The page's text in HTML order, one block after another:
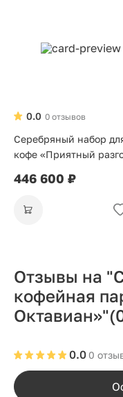
0 отзывов
0.0
Серебряный набор
кофе «Приятный
446 600 ₽
Отзывы на
кофейная
Октавиан»"
0
0.0